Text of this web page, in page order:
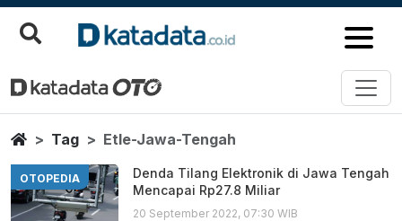
Etle Jawa Tengah
Berita Terbaru
HomeTag Etle-Jawa-Tengah
OTOPEDIA
Denda Tilang Elektronik di Jawa Tengah
Mencapai Rp27.8 Miliar
20 September 2022, 07:30 WIB